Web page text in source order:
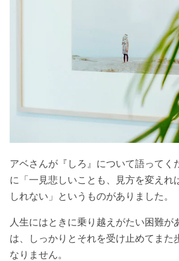
アベさんが『しろ』について語ってく
に「一見悲しいことも、見方を変えれ
しれない」というものがありました。
人生にはときに乗り越えがたい困難が
は、しっかりとそれを受け止めてまた
なりません。